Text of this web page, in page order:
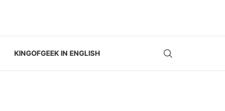
KINGOFGEEK IN ENGLISH